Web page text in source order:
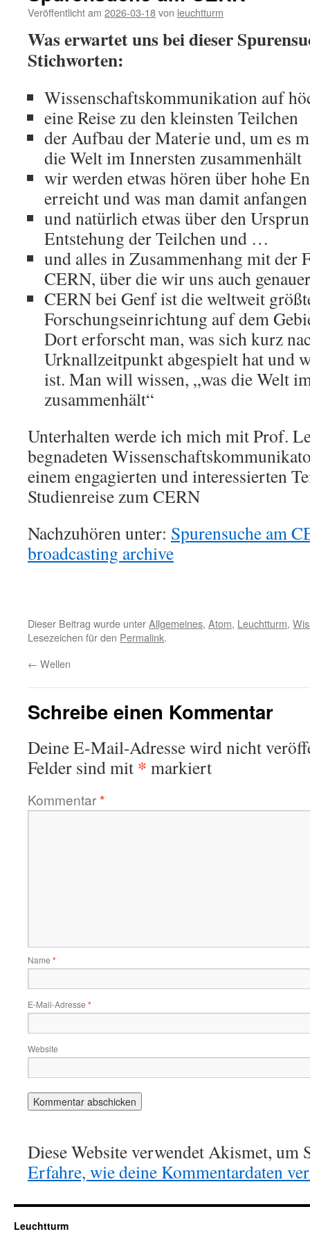
Veröffentlicht am 2026-03-18von leuchtturm
Was erwartet uns bei dieser
Stichworten:
Wissenschaftskommunikation auf
eine Reise zu den kleinsten Teilchen
der Aufbau der Materie und, um es
die Welt im Innersten zusammenhält
wir werden etwas hören über hohe
erreicht und was man damit
und natürlich etwas über den
Entstehung der Teilchen und …
und alles in Zusammenhang mit der
CERN, über die wir uns auch
CERN bei Genf ist die weltweit
Forschungseinrichtung auf dem
Dort erforscht man, was sich kurz
Urknallzeitpunkt abgespielt hat und
ist. Man will wissen, „was die Welt
zusammenhält“
Unterhalten werde ich mich mit Prof.
begnadeten
einem engagierten und interessierten
Studienreise zum CERN
Nachzuhören unter: Spurensuche am
broadcasting archive
Dieser Beitrag wurde unterAllgemeines, Atom, Leuchtturm,
Lesezeichen für den Permalink.
← Wellen
Schreibe einen Kommentar
Deine E-Mail-Adresse wird nicht
Felder sind mit * markiert
Kommentar*
Name *
E-Mail-Adresse *
Website
Diese Website verwendet Akismet, um
Erfahre, wie deine Kommentardaten
Leuchtturm